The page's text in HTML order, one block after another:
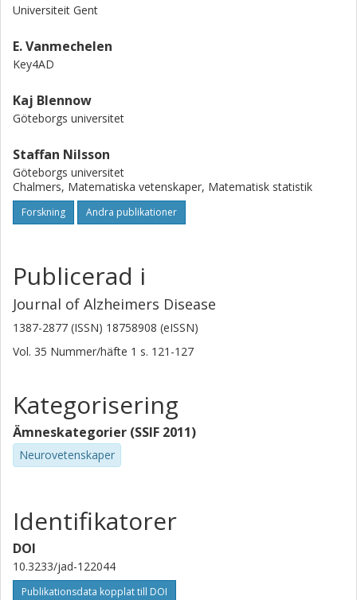
Universiteit Gent
E. Vanmechelen
Key4AD
Kaj Blennow
Göteborgs universitet
Staffan Nilsson
Göteborgs universitet
Chalmers, Matematiska vetenskaper, Matematisk statistik
Forskning Andra publikationer
Publicerad i
Journal of Alzheimers Disease
1387-2877 (ISSN) 18758908 (eISSN)
Vol. 35 Nummer/häfte 1 s. 121-127
Kategorisering
Ämneskategorier (SSIF 2011)
Neurovetenskaper
Identifikatorer
DOI
10.3233/jad-122044
Publikationsdata kopplat till DOI